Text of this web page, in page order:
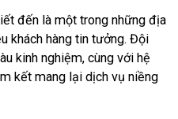
đến là một trong những địa
khách hàng tin tưởng. Đội
kinh nghiệm, cùng với hệ
kết mang lại dịch vụ niềng